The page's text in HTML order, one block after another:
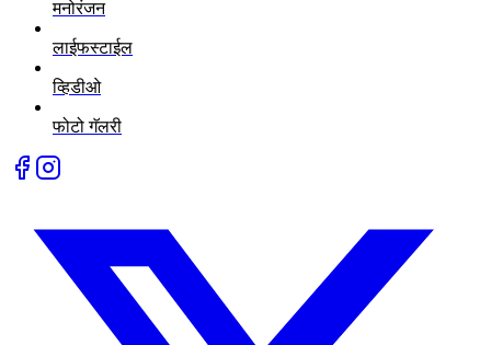
मनोरंजन
लाईफस्टाईल
व्हिडीओ
फोटो गॅलरी